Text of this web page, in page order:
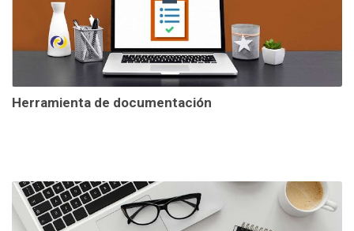
Herramienta de documentación